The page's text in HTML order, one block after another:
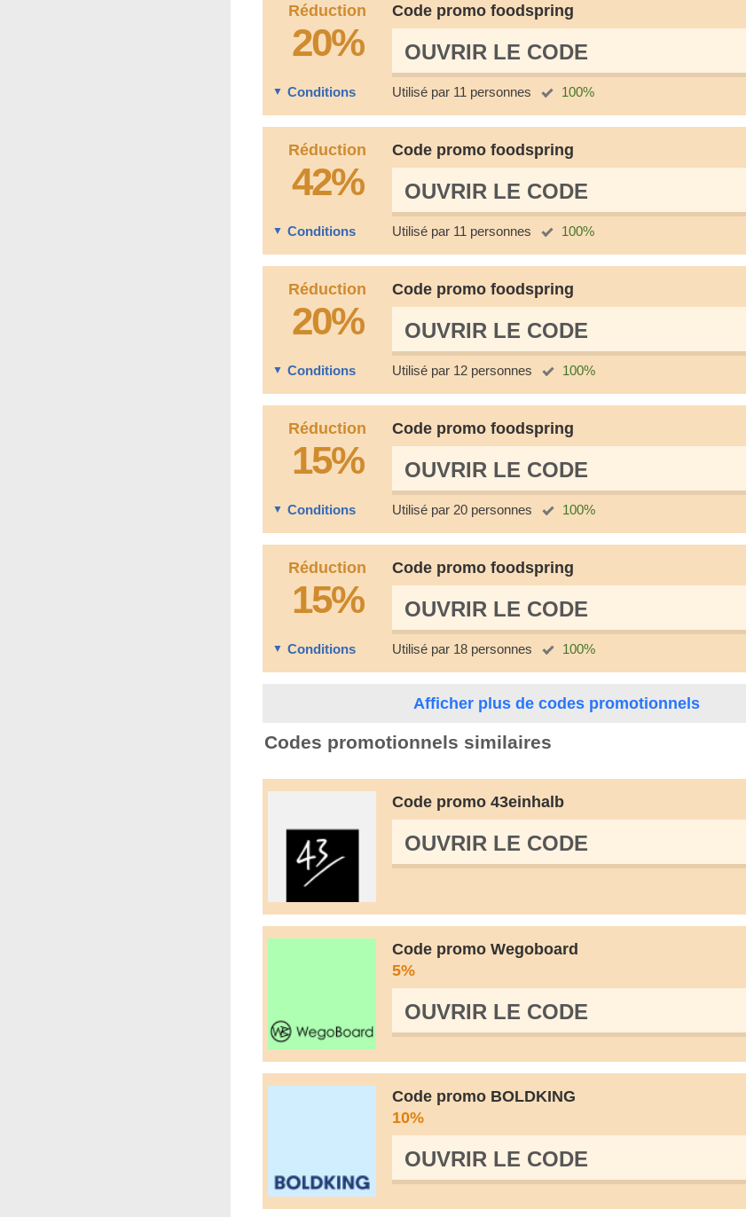
Réduction
20%
Code promo foodspring
OUVRIR LE СODE
Conditions Utilisé par 11 personnes 100%
Réduction
42%
Code promo foodspring
OUVRIR LE СODE
Conditions Utilisé par 11 personnes 100%
Réduction
20%
Code promo foodspring
OUVRIR LE СODE
Conditions Utilisé par 12 personnes 100%
Réduction
15%
Code promo foodspring
OUVRIR LE СODE
Conditions Utilisé par 20 personnes 100%
Réduction
15%
Code promo foodspring
OUVRIR LE СODE
Conditions Utilisé par 18 personnes 100%
Afficher plus de codes promotionnels
Codes promotionnels similaires
Code promo 43einhalb
OUVRIR LE СODE
Code promo Wegoboard
5%
OUVRIR LE СODE
Code promo BOLDKING
10%
OUVRIR LE СODE